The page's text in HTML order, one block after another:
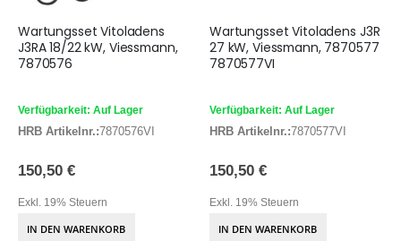
Wartungsset Vitoladens
J3RA 18/22 kW, Viessmann,
7870576
Verfügbarkeit: Auf Lager
HRB Artikelnr.:7870576VI
150,50 €
Exkl. 19% Steuern
IN DEN WARENKORB
Wartungsset Vitoladens J3R
27 kW, Viessmann, 7870577
7870577VI
Verfügbarkeit: Auf Lager
HRB Artikelnr.:7870577VI
150,50 €
Exkl. 19% Steuern
IN DEN WARENKORB